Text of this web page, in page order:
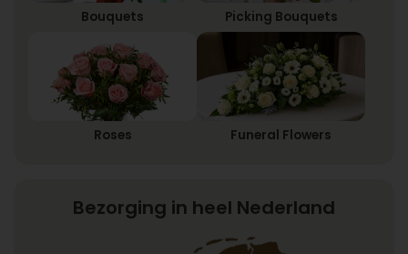
Bouquets Picking Bouquets
Roses Funeral Flowers
Bezorging in heel Nederland